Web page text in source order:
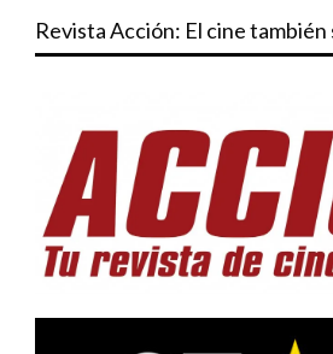
Revista Acción: El cine también